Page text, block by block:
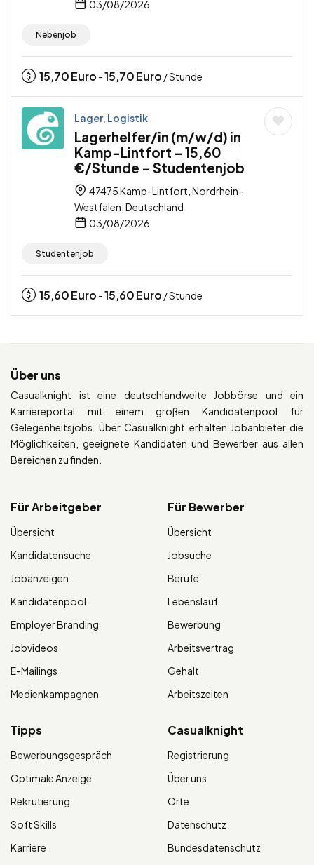
03/08/2026
Nebenjob
15,70Euro -15,70Euro / Stunde
Lager, Logistik
Lagerhelfer/in (m/w/d) in
Kamp-Lintfort – 15,60
€/Stunde – Studentenjob
47475 Kamp-Lintfort, Nordrhein-
Westfalen, Deutschland
03/08/2026
Studentenjob
15,60Euro -15,60Euro / Stunde
Über uns
Casualknight ist eine deutschlandweite Jobbörse und ein
Karriereportal mit einem großen Kandidatenpool für
Gelegenheitsjobs. Über Casualknight erhalten Jobanbieter die
Möglichkeiten, geeignete Kandidaten und Bewerber aus allen
Bereichen zu finden.
Für Arbeitgeber
Übersicht
Kandidatensuche
Jobanzeigen
Kandidatenpool
Employer Branding
Jobvideos
E-Mailings
Medienkampagnen
Für Bewerber
Übersicht
Jobsuche
Berufe
Lebenslauf
Bewerbung
Arbeitsvertrag
Gehalt
Arbeitszeiten
Tipps
Bewerbungsgespräch
Optimale Anzeige
Rekrutierung
Soft Skills
Karriere
Casualknight
Registrierung
Über uns
Orte
Datenschutz
Bundesdatenschutz